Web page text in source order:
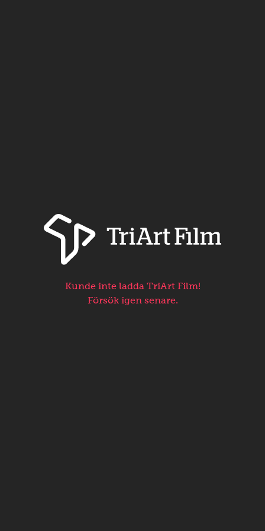
Kunde inte ladda TriArt Film!
Försök igen senare.